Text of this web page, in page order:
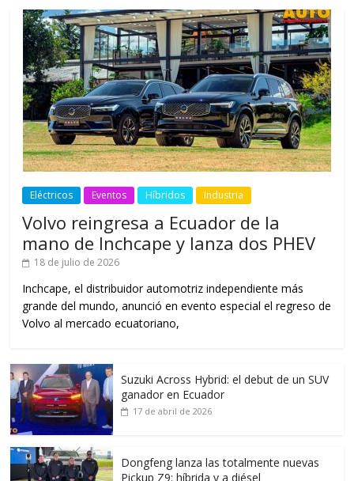
Eléctricos Eventos Híbridos Industria
Volvo reingresa a Ecuador de la
mano de Inchcape y lanza dos PHEV
18 de julio de 2026
Inchcape, el distribuidor automotriz independiente más
grande del mundo, anunció en evento especial el regreso de
Volvo al mercado ecuatoriano,
Suzuki Across Hybrid: el debut de un SUV
ganador en Ecuador
17 de abril de 2026
Dongfeng lanza las totalmente nuevas
Pickup Z9: híbrida y a diésel